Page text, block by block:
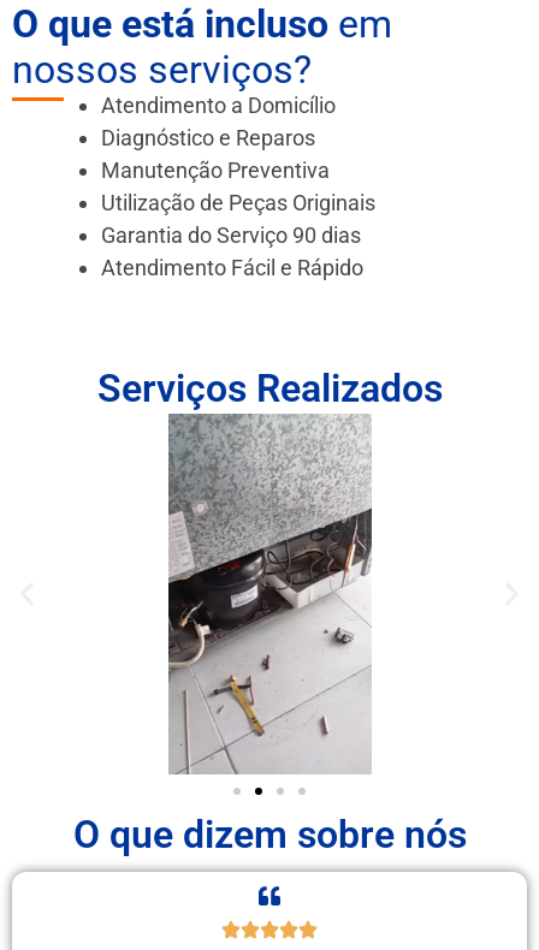
O que está incluso em
nossos serviços?
Atendimento a Domicílio
Diagnóstico e Reparos
Manutenção Preventiva
Utilização de Peças Originais
Garantia do Serviço 90 dias
Atendimento Fácil e Rápido
Serviços Realizados
O que dizem sobre nós